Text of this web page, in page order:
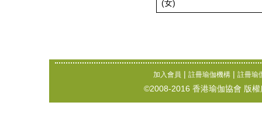
(女)
加入會員 | 註冊瑜伽機構 | 註冊瑜
©2008-2016 香港瑜伽協會 版